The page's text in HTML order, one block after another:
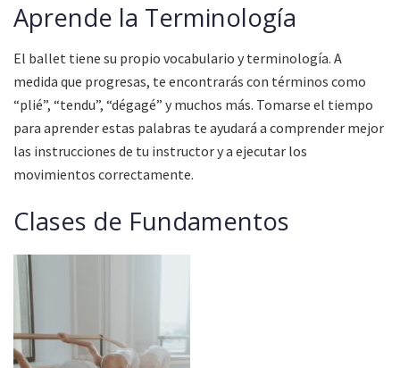
Aprende la Terminología
El ballet tiene su propio vocabulario y terminología. A
medida que progresas, te encontrarás con términos como
“plié”, “tendu”, “dégagé” y muchos más. Tomarse el tiempo
para aprender estas palabras te ayudará a comprender mejor
las instrucciones de tu instructor y a ejecutar los
movimientos correctamente.
Clases de Fundamentos